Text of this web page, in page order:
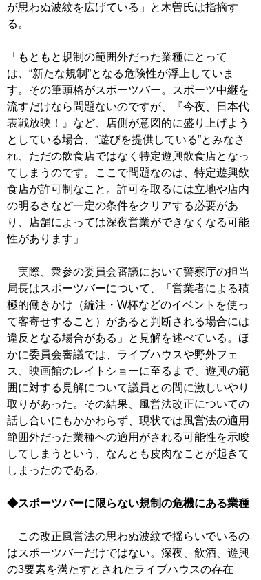
が思わぬ波紋を広げている」と木曽氏は指摘す
る。
「もともと規制の範囲外だった業種にとって
は、“新たな規制”となる危険性が浮上していま
す。その筆頭格がスポーツバー。スポーツ中継を
流すだけなら問題ないのですが、『今夜、日本代
表戦放映！』など、店側が意図的に盛り上げよう
としている場合、“遊びを提供している”とみなさ
れ、ただの飲食店ではなく特定遊興飲食店となっ
てしまうのです。ここで問題なのは、特定遊興飲
食店が許可制なこと。許可を取るには立地や店内
の明るさなど一定の条件をクリアする必要があ
り、店舗によっては深夜営業ができなくなる可能
性があります」
実際、衆参の委員会審議において警察庁の担当
局長はスポーツバーについて、「営業者による積
極的働きかけ（編注・W杯などのイベントを使っ
て客寄せすること）があると判断される場合には
違反となる場合がある」と見解を述べている。ほ
かに委員会審議では、ライブハウスや野外フェ
ス、映画館のレイトショーに至るまで、遊興の範
囲に対する見解について議員との間に激しいやり
取りがあった。その結果、風営法改正についての
話し合いにもかかわらず、現状では風営法の適用
範囲外だった業種への適用がされる可能性を示唆
してしまうという、なんとも皮肉なことが起きて
しまったのである。
◆スポーツバーに限らない規制の危機にある業種
この改正風営法の思わぬ波紋で揺らいでいるの
はスポーツバーだけではない。深夜、飲酒、遊興
の3要素を満たすとされたライブハウスの存在